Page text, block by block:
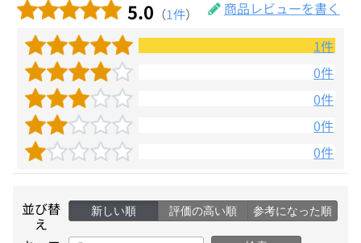
5.0 （1件）
商品レビューを書く
1件
0件
0件
0件
0件
並び替
え
新しい順 評価の高い順 参考になった順